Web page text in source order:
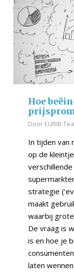
Hoe
Door EURIB
In tijden van
op de
verschillende
strategie
maakt
waarbij
De vraag is
is en hoe je
laten wennen.